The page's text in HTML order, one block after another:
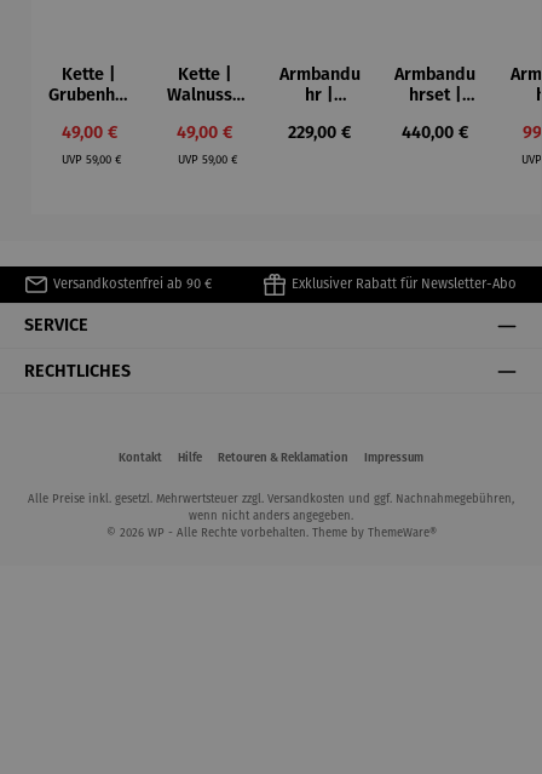
Kette |
Grubenhol
Essenza
Verkaufspreis:
49,00 €
UVPRegulärer Preis:
59,00 €
Kette |
Walnussh
Essenza
Verkaufspreis:
49,00 €
UVP Regulärer Preis:
59,00 €
Armbandu
hr |
–
Regulärer Preis:
229,00 €
Armbandu
hrset |
& Diana
Regulärer Preis:
440,00 €
Versandkostenfrei ab 90 € Exklusiver Rabatt für Newsletter-Abo
SERVICE
RECHTLICHES
Kontakt Hilfe Retouren & Reklamation Impressum
Alle Preise inkl. gesetzl. Mehrwertsteuer zzgl. Versandkosten und ggf. Nachnahmegebühren,
wenn nicht anders angegeben.
© 2026 WP - Alle Rechte vorbehalten. Theme by ThemeWare®